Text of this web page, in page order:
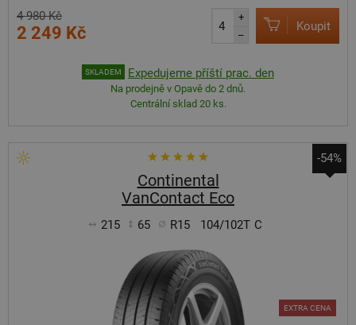
4 980 Kč
2 249 Kč
+
–
Koupit
SKLADEM Expedujeme příští prac. den
Na prodejně v Opavě do 2 dnů.
Centrální sklad 20 ks.
-54%
Continental
VanContact Eco
215 65 R15 104/102T C
EXTRA CENA